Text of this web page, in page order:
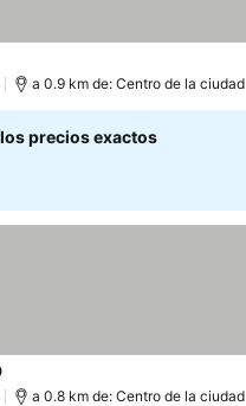
a 0.9 km de: Centro de la ciudad
precios exactos
a 0.8 km de: Centro de la ciudad